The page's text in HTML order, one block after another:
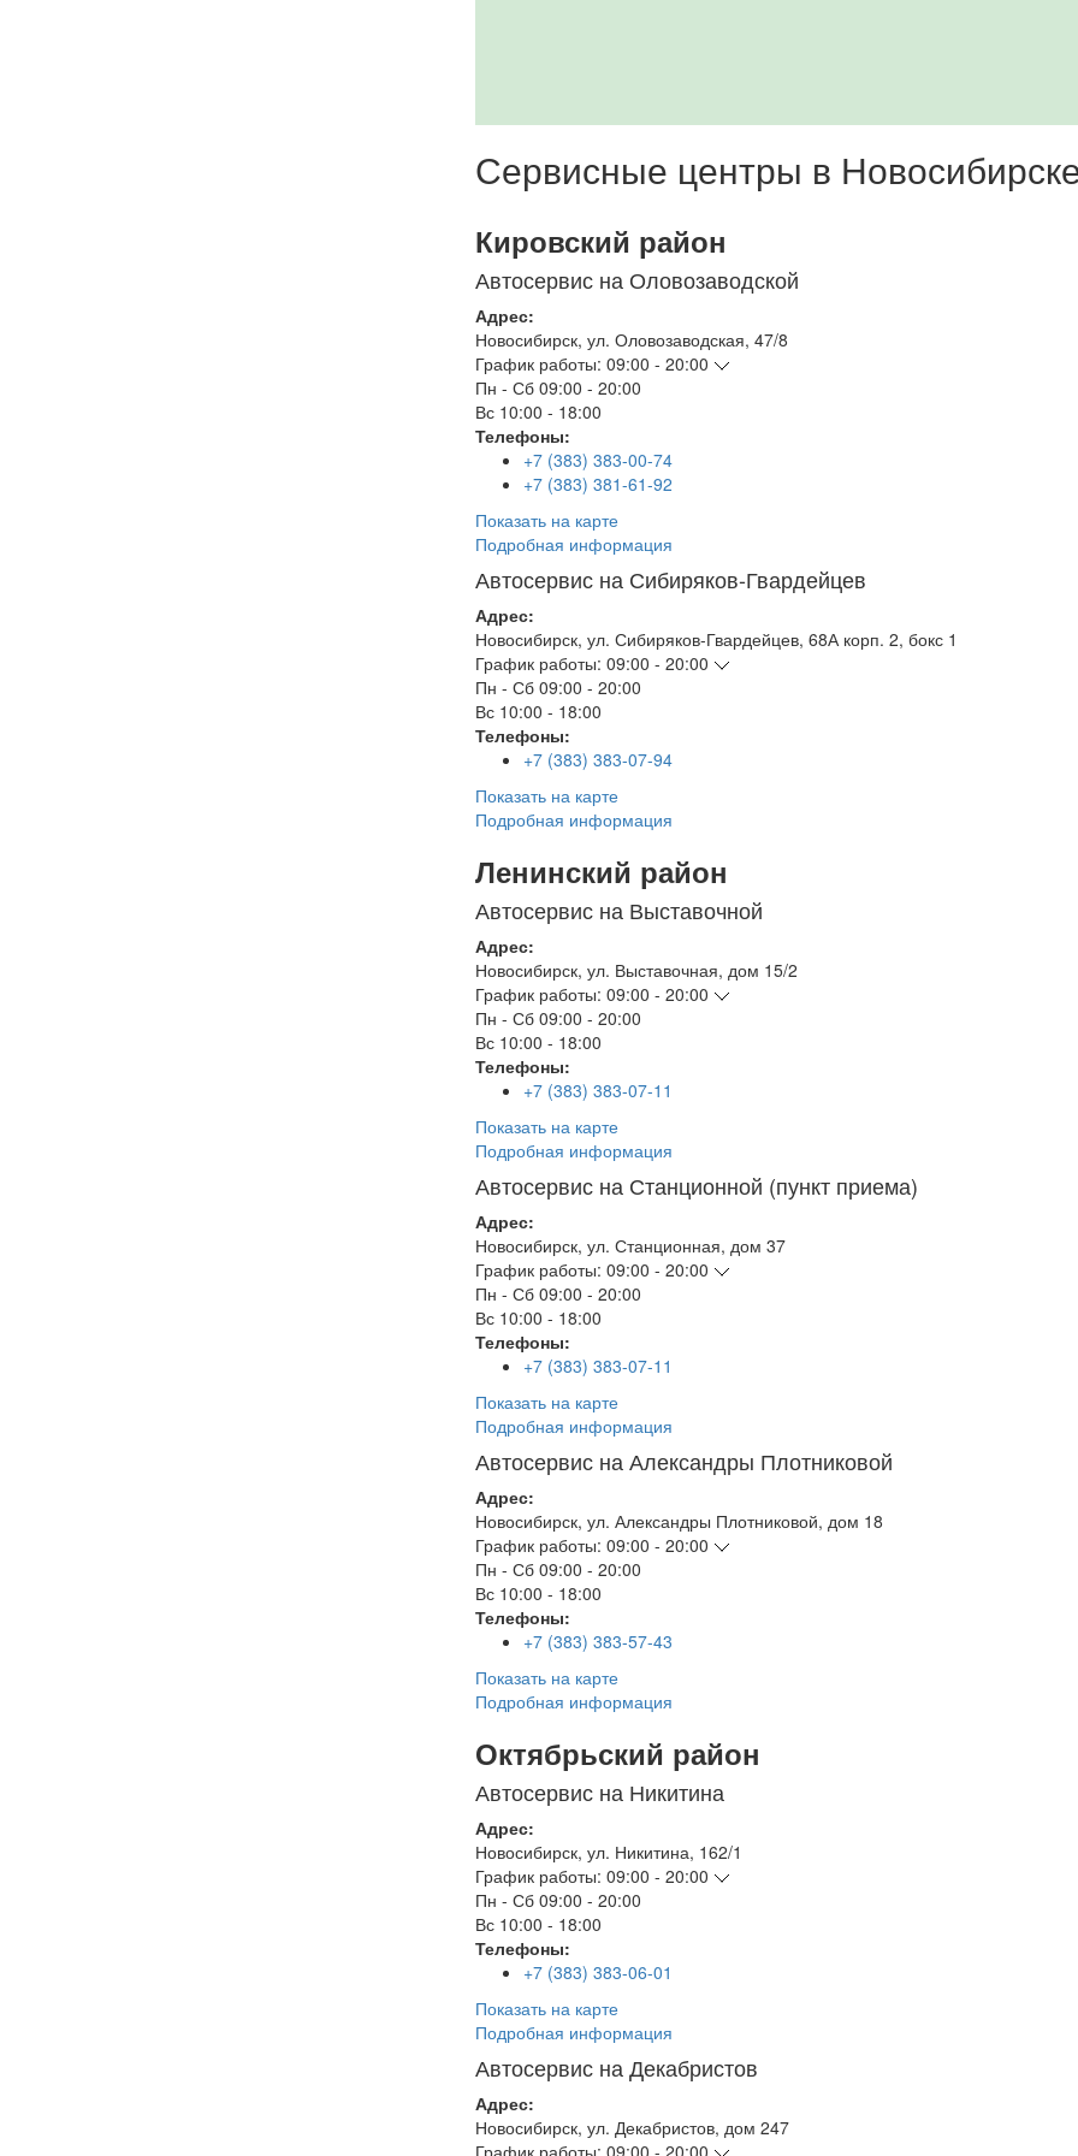
Сервисные центры в
Кировский район
Автосервис на Оловозаводской
Адрес:
Новосибирск, ул. Оловозаводская, 47/8
График работы: 09:00 - 20:00
Пн - Сб 09:00 - 20:00
Вс 10:00 - 18:00
Телефоны:
+7 (383) 383-00-74
+7 (383) 381-61-92
Показать на карте
Подробная информация
Автосервис на Сибиряков-Гвардейцев
Адрес:
Новосибирск, ул. Сибиряков-Гвардейцев, 68А корп. 2, бокс 1
График работы: 09:00 - 20:00
Пн - Сб 09:00 - 20:00
Вс 10:00 - 18:00
Телефоны:
+7 (383) 383-07-94
Показать на карте
Подробная информация
Ленинский район
Автосервис на Выставочной
Адрес:
Новосибирск, ул. Выставочная, дом 15/2
График работы: 09:00 - 20:00
Пн - Сб 09:00 - 20:00
Вс 10:00 - 18:00
Телефоны:
+7 (383) 383-07-11
Показать на карте
Подробная информация
Автосервис на Станционной (пункт приема)
Адрес:
Новосибирск, ул. Станционная, дом 37
График работы: 09:00 - 20:00
Пн - Сб 09:00 - 20:00
Вс 10:00 - 18:00
Телефоны:
+7 (383) 383-07-11
Показать на карте
Подробная информация
Автосервис на Александры Плотниковой
Адрес:
Новосибирск, ул. Александры Плотниковой, дом 18
График работы: 09:00 - 20:00
Пн - Сб 09:00 - 20:00
Вс 10:00 - 18:00
Телефоны:
+7 (383) 383-57-43
Показать на карте
Подробная информация
Октябрьский район
Автосервис на Никитина
Адрес:
Новосибирск, ул. Никитина, 162/1
График работы: 09:00 - 20:00
Пн - Сб 09:00 - 20:00
Вс 10:00 - 18:00
Телефоны:
+7 (383) 383-06-01
Показать на карте
Подробная информация
Автосервис на Декабристов
Адрес:
Новосибирск, ул. Декабристов, дом 247